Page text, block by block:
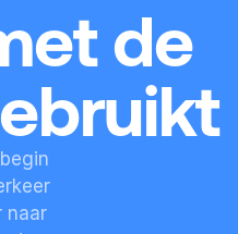
de
naar